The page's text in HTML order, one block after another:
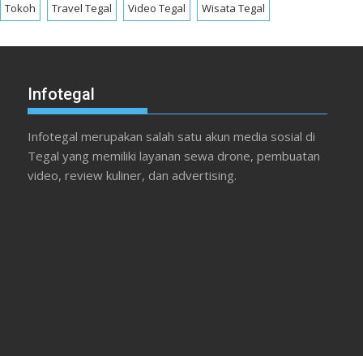
Tokoh Travel Tegal Video Tegal Wisata Tegal
Infotegal
Infotegal merupakan salah satu akun media sosial di
Tegal yang memiliki layanan sewa drone, pembuatan
video, review kuliner, dan advertising.